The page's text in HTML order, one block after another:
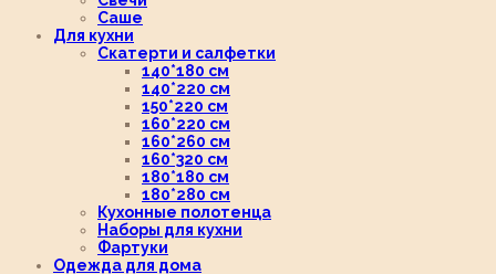
Саше
Для кухни
Скатерти и салфетки
140*180 см
140*220 см
150*220 см
160*220 см
160*260 см
160*320 см
180*180 см
180*280 см
Кухонные полотенца
Наборы для кухни
Фартуки
Одежда для дома